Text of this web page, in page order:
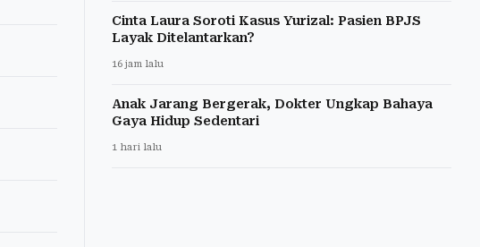
Cinta Laura Soroti Kasus Yurizal: Pasien BPJS
Layak Ditelantarkan?
16 jam lalu
Anak Jarang Bergerak, Dokter Ungkap Bahaya
Gaya Hidup Sedentari
1 hari lalu